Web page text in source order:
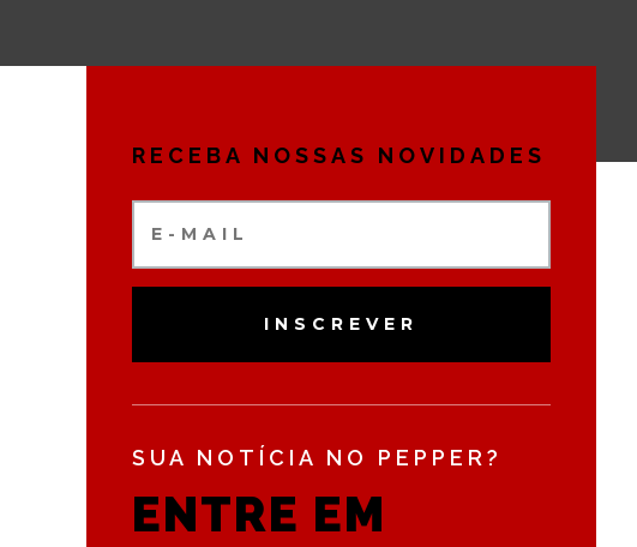
RECEBA NOSSAS NOVIDADES
INSCREVER
SUA NOTÍCIA NO PEPPER?
ENTRE EM